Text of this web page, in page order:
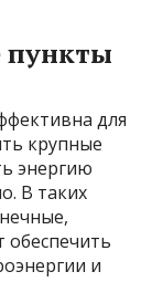
пункты
для
крупные
энергию
В таких
и